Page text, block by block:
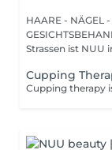
HAARE - NÄGEL
Strassen ist NUU
Cupping